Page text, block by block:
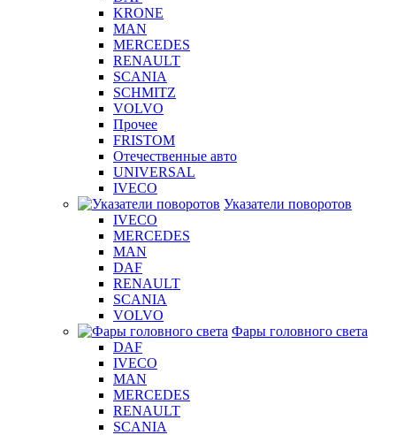
KRONE
MAN
MERCEDES
RENAULT
SCANIA
SCHMITZ
VOLVO
Прочее
FRISTOM
Отечественные авто
UNIVERSAL
IVECO
Указатели поворотов
IVECO
MERCEDES
MAN
DAF
RENAULT
SCANIA
VOLVO
Фары головного света
DAF
IVECO
MAN
MERCEDES
RENAULT
SCANIA